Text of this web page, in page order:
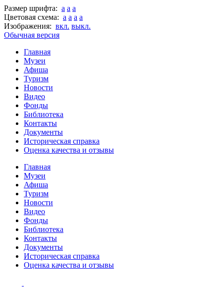
Размер шрифта: a a a
Цветовая схема: a a a a
Изображения: вкл. выкл.
Обычная версия
Главная
Музеи
Афиша
Туризм
Новости
Видео
Фонды
Библиотека
Контакты
Документы
Историческая справка
Оценка качества и отзывы
Главная
Музеи
Афиша
Туризм
Новости
Видео
Фонды
Библиотека
Контакты
Документы
Историческая справка
Оценка качества и отзывы